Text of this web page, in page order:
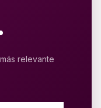
relevante